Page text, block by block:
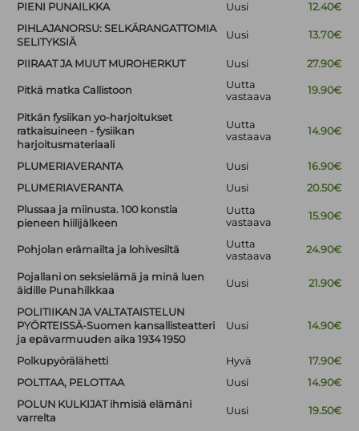
PIENI PUNAILKKA Uusi
12.40€
PIHLAJANORSU: SELKÄRANGATTOMIA
SELITYKSIÄ
Uusi 13.70€
PIIRAAT JA MUUT MUROHERKUT Uusi 27.90€
Pitkä matka Callistoon
Uutta
vastaava
19.90€
Pitkän fysiikan yo-harjoitukset
ratkaisuineen - fysiikan
harjoitusmateriaali
Uutta
vastaava
14.90€
PLUMERIAVERANTA Uusi
16.90€
PLUMERIAVERANTA
Uusi
20.50€
Plussaa ja miinusta. 100 konstia
pieneen hiilijälkeen
Uutta
vastaava
15.90€
Pohjolan erämailta ja lohivesiltä
Uutta
vastaava
24.90€
Pojallani on seksielämä ja minä luen
äidille Punahilkkaa
Uusi 21.90€
POLITIIKAN JA VALTATAISTELUN
PYÖRTEISSÄ-Suomen kansallisteatteri
ja epävarmuuden aika 1934 1950
Uusi 14.90€
Polkupyörälähetti Hyvä
17.90€
POLTTAA, PELOTTAA
Uusi
14.90€
POLUN KULKIJAT ihmisiä elämäni
varrelta
Uusi 19.50€